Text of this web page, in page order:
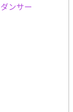
ンサー